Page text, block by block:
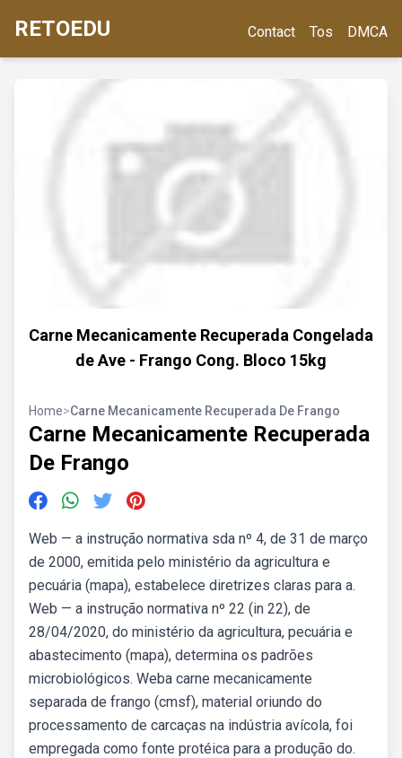
RETOEDU Contact Tos DMCA
Carne Mecanicamente Recuperada Congelada
de Ave - Frango Cong. Bloco 15kg
Home>Carne Mecanicamente Recuperada De Frango
Carne Mecanicamente Recuperada
De Frango
Web — a instrução normativa sda nº 4, de 31 de março
de 2000, emitida pelo ministério da agricultura e
pecuária (mapa), estabelece diretrizes claras para a.
Web — a instrução normativa nº 22 (in 22), de
28/04/2020, do ministério da agricultura, pecuária e
abastecimento (mapa), determina os padrões
microbiológicos. Weba carne mecanicamente
separada de frango (cmsf), material oriundo do
processamento de carcaças na indústria avícola, foi
empregada como fonte protéica para a produção do.